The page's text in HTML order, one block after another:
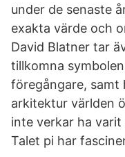
under de senaste
exakta värde och
David Blatner tar
tillkomna
föregångare, samt
arkitektur världen
inte verkar ha
Talet pi har